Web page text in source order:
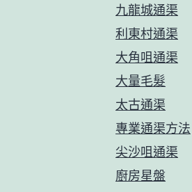
九龍城通渠
利東村通渠
大角咀通渠
大量毛髮
太古通渠
專業通渠方法
尖沙咀通渠
廚房星盤